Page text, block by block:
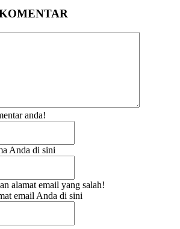
anda!
Anda di sini
alamat email yang salah!
email Anda di sini